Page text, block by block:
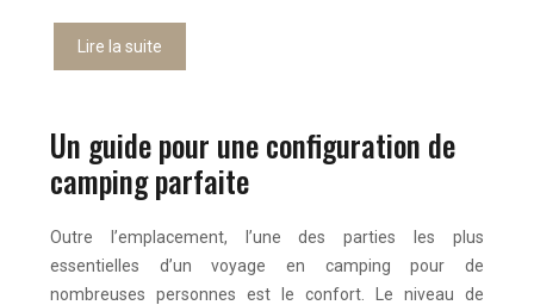
Lire la suite
Un guide pour une configuration de
camping parfaite
Outre l’emplacement, l’une des parties les plus
essentielles d’un voyage en camping pour de
nombreuses personnes est le confort. Le niveau de